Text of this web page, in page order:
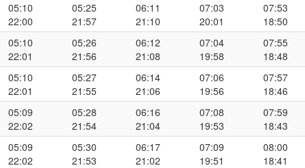
05:10
22:00
05:25
21:57
06:11
21:10
07:03
20:01
07:53
18:50
05:10
22:01
05:26
21:56
06:12
21:08
07:04
19:58
07:55
18:48
05:10
22:01
05:27
21:55
06:14
21:06
07:06
19:56
07:57
18:46
05:09
22:02
05:28
21:54
06:16
21:04
07:08
19:53
07:59
18:43
05:09
22:02
05:30
21:53
06:17
21:02
07:09
19:51
08:00
18:41